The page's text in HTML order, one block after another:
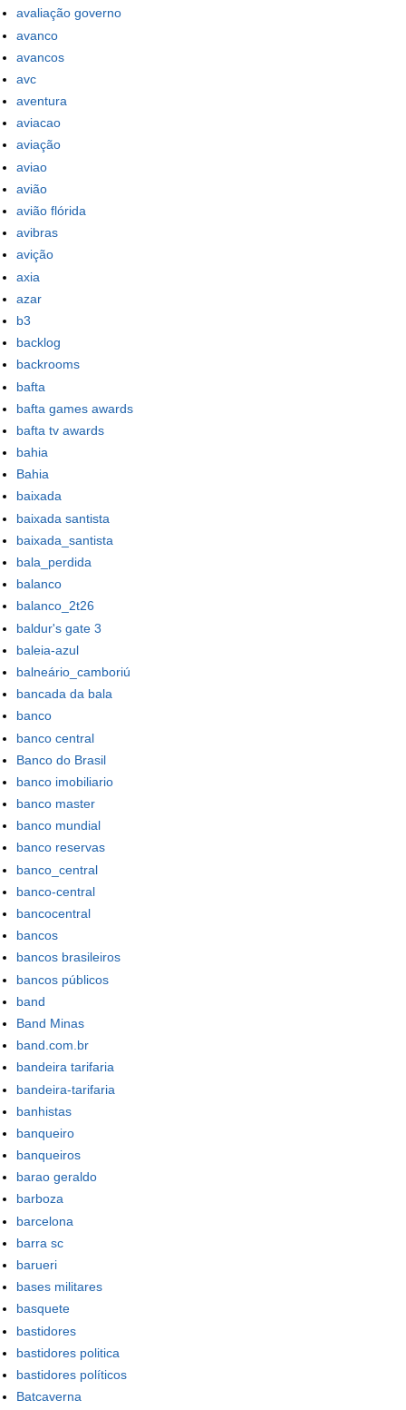
avaliação governo
avanco
avancos
avc
aventura
aviacao
aviação
aviao
avião
avião flórida
avibras
avição
axia
azar
b3
backlog
backrooms
bafta
bafta games awards
bafta tv awards
bahia
Bahia
baixada
baixada santista
baixada_santista
bala_perdida
balanco
balanco_2t26
baldur's gate 3
baleia-azul
balneário_camboriú
bancada da bala
banco
banco central
Banco do Brasil
banco imobiliario
banco master
banco mundial
banco reservas
banco_central
banco-central
bancocentral
bancos
bancos brasileiros
bancos públicos
band
Band Minas
band.com.br
bandeira tarifaria
bandeira-tarifaria
banhistas
banqueiro
banqueiros
barao geraldo
barboza
barcelona
barra sc
barueri
bases militares
basquete
bastidores
bastidores politica
bastidores políticos
Batcaverna